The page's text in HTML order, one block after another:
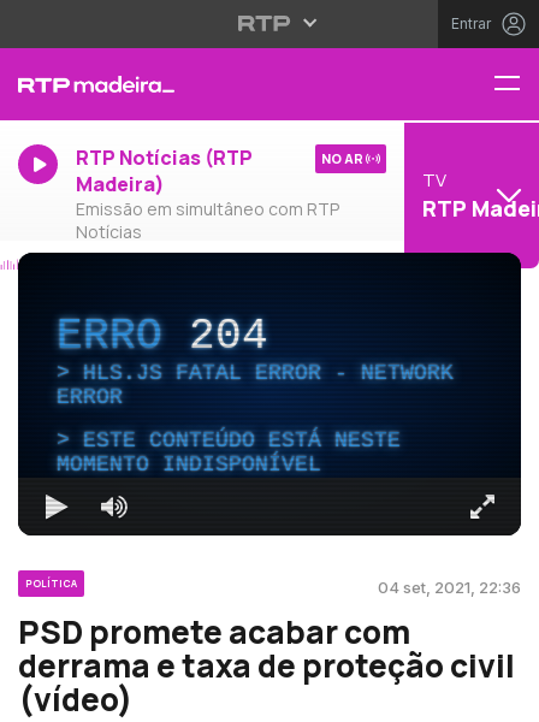
Entrar
RTP Notícias (RTP
Madeira)
Emissão em simultâneo com RTP
Notícias
NO AR
TV
RTP
ERRO204
HLS.JS FATAL ERROR - NETWORK
ERROR
ESTE CONTEÚDO ESTÁ NESTE
MOMENTO INDISPONÍVEL
POLÍTICA 04 set, 2021, 22:36
PSD promete acabar com
derrama e taxa de proteção civil
(vídeo)